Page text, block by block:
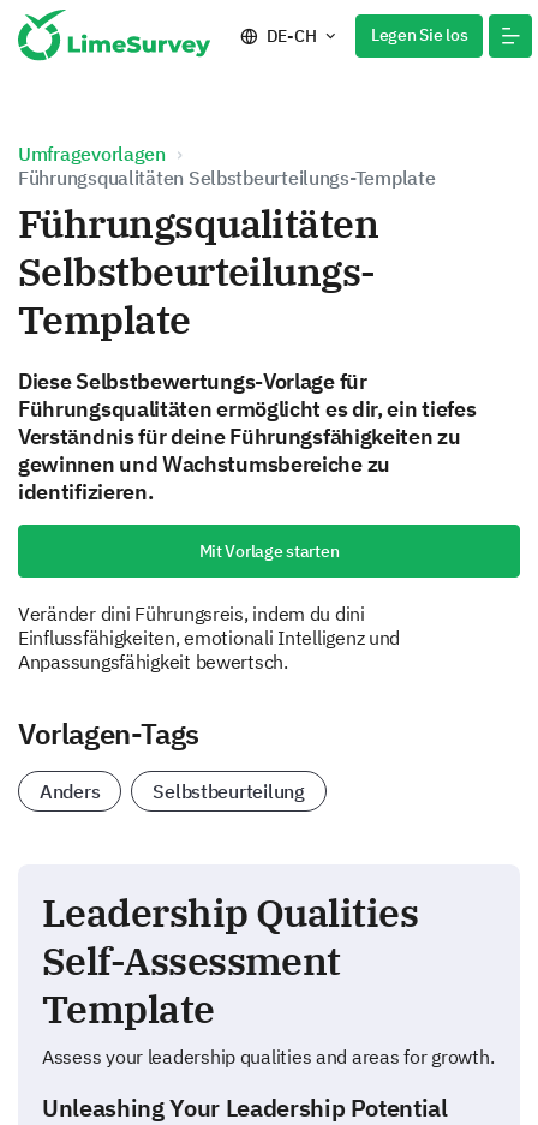
DE-CH Legen Sie los
Umfragevorlagen
Führungsqualitäten Selbstbeurteilungs-Template
Führungsqualitäten
Selbstbeurteilungs-
Template
Diese Selbstbewertungs-Vorlage für
Führungsqualitäten ermöglicht es dir, ein tiefes
Verständnis für deine Führungsfähigkeiten zu
gewinnen und Wachstumsbereiche zu
identifizieren.
Mit Vorlage starten
Veränder dini Führungsreis, indem du dini
Einflussfähigkeiten, emotionali Intelligenz und
Anpassungsfähigkeit bewertsch.
Vorlagen-Tags
Anders Selbstbeurteilung
Leadership Qualities
Self-Assessment
Template
Assess your leadership qualities and areas for growth.
Unleashing Your Leadership Potential